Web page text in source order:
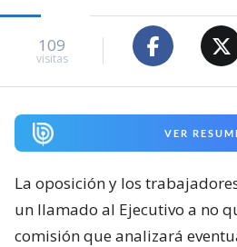
109
visitas
VER
La oposición y los
un llamado al Ejecutivo a no
comisión que analizará